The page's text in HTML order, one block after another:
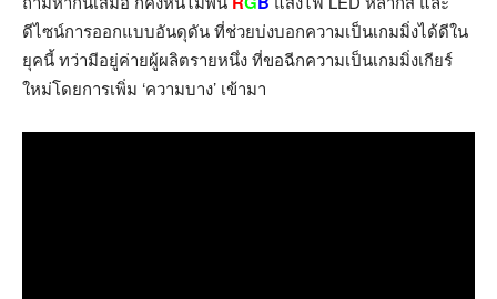
ดีไซน์การออกแบบอันดุดัน ที่ช่วยบ่งบอกความเป็นเกมมิ่งได้ดีใน
ยุคนี้ ทว่ามีอยู่ค่ายผู้ผลิตรายหนึ่ง ที่ขอฉีกความเป็นเกมมิ่งเกียร์
ใหม่โดยการเพิ่ม ‘ความบาง’ เข้ามา